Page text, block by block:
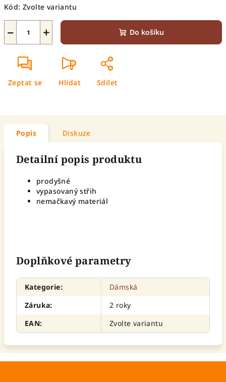
Kód: Zvolte variantu
+
− Do košíku
Zeptat se Hlídat Sdílet
Popis Diskuze
Detailní popis produktu
prodyšné
vypasovaný střih
nemačkavý materiál
Doplňkové parametry
Kategorie:
Dámská
Záruka:
2 roky
EAN: Zvolte variantu